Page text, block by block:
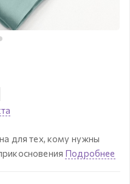
для тех, кому нужны
Подробнее